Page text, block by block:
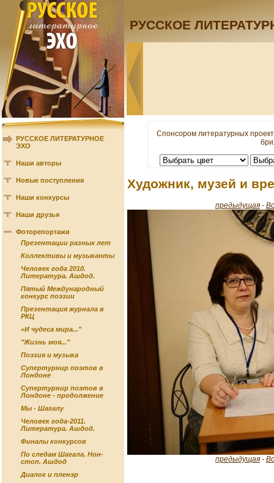
РУССКОЕ
РУССКОЕ ЛИТЕРАТУРНОЕ
ЭХО
Наши авторы
Новые поступления
Наши конкурсы
Наши друзья
Фоторепортажи
Презентации разных лет
Коллективы и музыканты
Человек года 2010.
Литература. Ашдод.
Пятый Международный
конкурс поэзии
Презентация журнала в
РКЦ
«И чудеса мира..."
"Жизнь моя..."
Поэзия и музыка
Супертурнир поэтов в
Лондоне
Супертурнир поэтов в
Лондоне - продолжение
Мы - Шагалу
Человек года-2011.
Литература. Ашдод.
Финалы конкурсов
По следам Шагала. Нон-
стоп. Ашдод
Диалог и пленэр
Спонсором литературных
Художник, музей и
предыдущая -
предыдущая -